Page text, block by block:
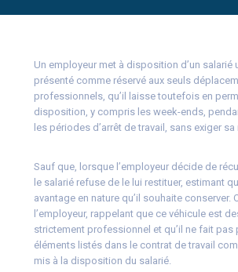
Un employeur met à disposition d’un salarié
présenté comme réservé aux seuls
professionnels, qu’il laisse toutefois en
disposition, y compris les week-ends,
les périodes d’arrêt de travail, sans exiger sa
Sauf que, lorsque l’employeur décide de
le salarié refuse de le lui restituer, estimant
avantage en nature qu’il souhaite conserver.
l’employeur, rappelant que ce véhicule est
strictement professionnel et qu’il ne fait pas
éléments listés dans le contrat de travail
mis à la disposition du salarié.